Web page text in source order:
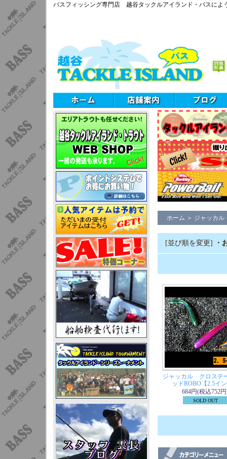
バスフィッシング専門店 越谷タックルアイランド・バスによ
ホーム ＞ ジャッカル
[並び順を変更] ・
ジャッカル クロステ
ッドROBO【2.5イ
684円(税込752
SOLD OUT